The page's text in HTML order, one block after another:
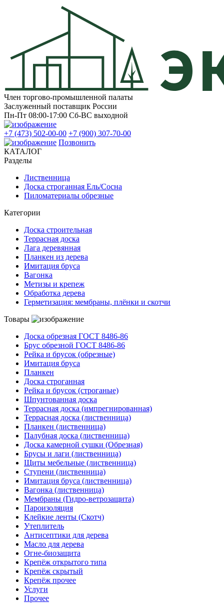
Член торгово-промышленной палаты
Заслуженный поставщик России
Пн-Пт 08:00-17:00 Сб-ВС выходной
+7 (473) 502-00-00 +7 (900) 307-70-00
Позвонить
КАТАЛОГ
Разделы
Лиственница
Доска строганная Ель/Сосна
Пиломатериалы обрезные
Категории
Доска строительная
Террасная доска
Лага деревянная
Планкен из дерева
Имитация бруса
Вагонка
Метизы и крепеж
Обработка дерева
Герметизация: мембраны, плёнки и скотчи
Товары
Доска обрезная ГОСТ 8486-86
Брус обрезной ГОСТ 8486-86
Рейка и брусок (обрезные)
Имитация бруса
Планкен
Доска строганная
Рейка и брусок (строганые)
Шпунтованная доска
Террасная доска (импрегнированная)
Террасная доска (лиственница)
Планкен (лиственница)
Палубная доска (лиственница)
Доска камерной сушки (Обрезная)
Брусы и лаги (лиственница)
Щиты мебельные (лиственница)
Ступени (лиственница)
Имитация бруса (лиственница)
Вагонка (лиственница)
Мембраны (Гидро-ветрозащита)
Пароизоляция
Клейкие ленты (Скотч)
Утеплитель
Антисептики для дерева
Масло для дерева
Огне-биозащита
Крепёж открытого типа
Крепёж скрытый
Крепёж прочее
Услуги
Прочее